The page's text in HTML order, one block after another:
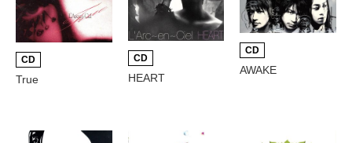
CD
True
CD
HEART
CD
AWAKE